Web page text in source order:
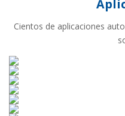
Cientos de aplicaciones